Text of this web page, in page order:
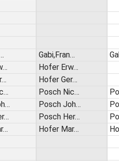
Gabi,Fran…
Hofer Erw…
Hofer Ger…
Posch Nic…
Posch Joh…
Posch Her…
Hofer Mar…